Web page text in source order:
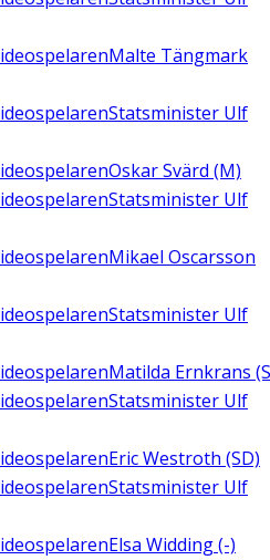
Malte Tängmark
Statsminister Ulf
Oskar Svärd (M)
Statsminister Ulf
Mikael Oscarsson
Statsminister Ulf
Matilda Ernkrans
Statsminister Ulf
Eric Westroth (SD)
Statsminister Ulf
Elsa Widding (-)